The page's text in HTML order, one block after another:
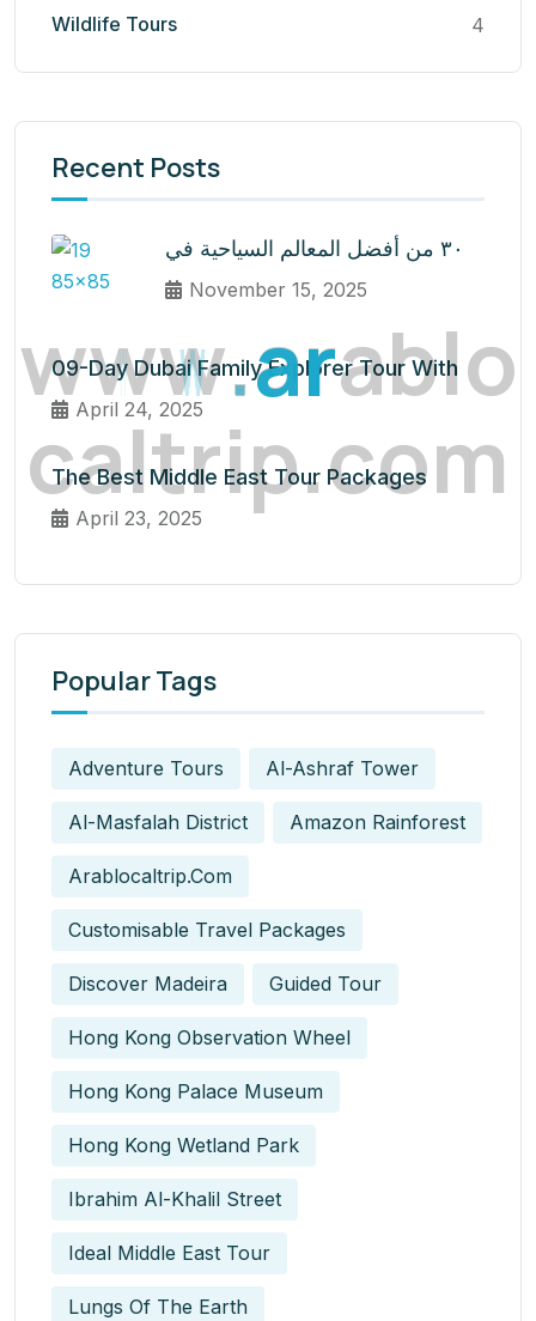
www.arablo
caltrip.com
Wildlife Tours 4
Recent Posts
٣٠ من أفضل المعالم السياحية في
November 15, 2025
09-Day Dubai Family Explorer Tour With
April 24, 2025
The Best Middle East Tour Packages
April 23, 2025
Popular Tags
Adventure Tours Al-Ashraf Tower
Al-Masfalah District Amazon Rainforest
Arablocaltrip.com
Customisable Travel Packages
Discover Madeira Guided Tour
Hong Kong Observation Wheel
Hong Kong Palace Museum
Hong Kong Wetland Park
Ibrahim Al-Khalil Street
Ideal Middle East Tour
Lungs Of The Earth